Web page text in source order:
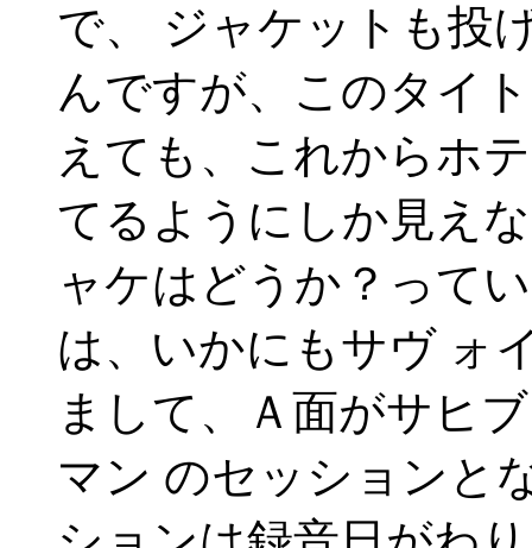
で、 ジャケットも投
んですが、このタイ
えても、これからホ
てるようにしか見え
ャケはどうか？って
は、いかにもサヴ ォ
まして、Ａ面がサヒ
マン のセッションと